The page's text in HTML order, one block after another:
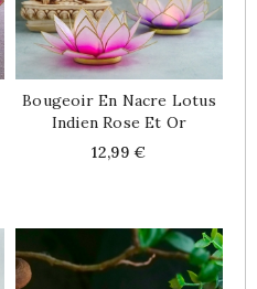
Bougeoir En Nacre Lotus
Indien Rose Et Or
Price
12,99 €